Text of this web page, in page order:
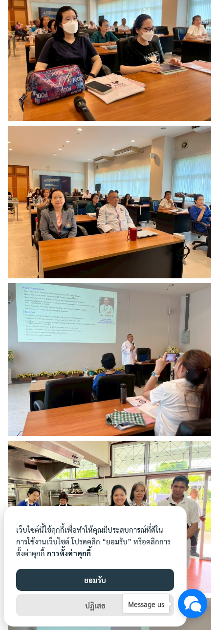
Message us
เว็บไซต์นี้ใช้คุกกี้เพื่อทำให้คุณมีประสบการณ์ที่ดีใน
การใช้งานเว็บไซต์ โปรดคลิก “ยอมรับ” หรือคลิกการ
ตั้งค่าคุกกี้ การตั้งค่าคุกกี้
ยอมรับ
ปฏิเสธ